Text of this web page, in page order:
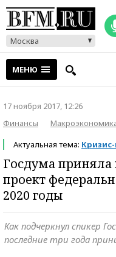
Москва
МЕНЮ
17 ноября 2017, 12:26
Финансы
Актуальная тема:
Госдума
проект
2020 годы
Как подчеркнул спикер
последние три года